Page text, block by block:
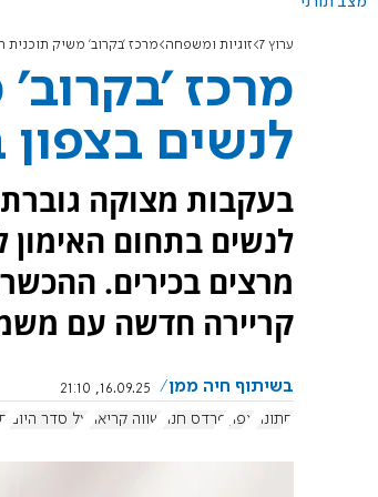
ערוץ 7 זוגיות ומשפחה מרכז 'בקרוב' משיק תוכנית
מרכז
לנשים בצפון
בעקבות מצוקה
לנשים בתחום האימון
מרצים בכירים.
קריירה חדשה עם
בשיתוף חיה ממן
16.09.25, 21:10
חתונה
צפון פרדס חנה שווה קריאה על סדר היום